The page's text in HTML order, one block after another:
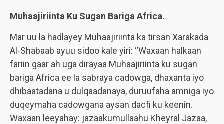
Muhaajiriinta Ku Sugan Bariga Africa.
Mar uu la hadlayey Muhaajiriinta ka tirsan Xarakada
Al-Shabaab ayuu sidoo kale yiri: “Waxaan halkaan
fariin gaar ah uga dirayaa Muhaajiriinta ku sugan
bariga Africa ee la sabraya cadowga, dhaxanta iyo
dhibaatadana u dulqaadanaya, duruufaha amniga iyo
duqeymaha cadowgana aysan dacfi ku keenin.
Waxaan leeyahay: jazaakumullaahu Kheyral Jazaa,